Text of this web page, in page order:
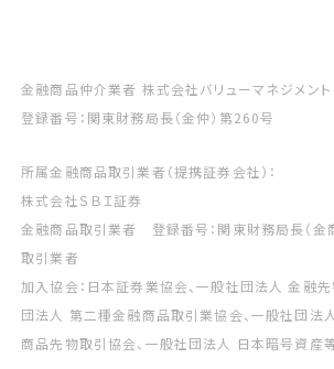
金融商品仲介業者 株式会社バリューマネジメント
登録番号：関東財務局長（金仲）第260号
所属金融商品取引業者（提携証券会社）：
株式会社ＳＢＩ証券
金融商品取引業者 登録番号：関東財務局長（金
取引業者
加入協会：日本証券業協会、一般社団法人 金融
団法人 第二種金融商品取引業協会、一般社団法
商品先物取引協会、一般社団法人 日本暗号資産